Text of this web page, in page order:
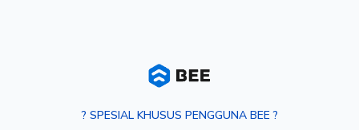
? SPESIAL KHUSUS PENGGUNA BEE ?